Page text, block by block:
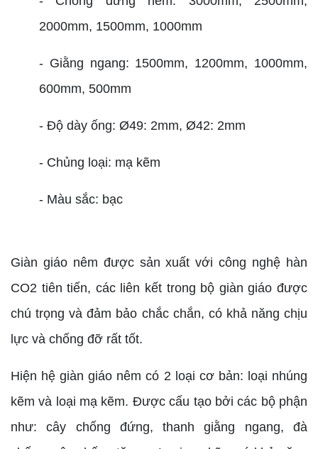
2000mm, 1500mm, 1000mm
- Giằng ngang: 1500mm, 1200mm, 1000mm,
600mm, 500mm
- Độ dày ống: Ø49: 2mm, Ø42: 2mm
- Chủng loại: mạ kẽm
- Màu sắc: bạc
Giàn giáo nêm được sản xuất với công nghệ hàn
CO2 tiên tiến, các liên kết trong bộ giàn giáo được
chú trọng và đảm bảo chắc chắn, có khả năng chịu
lực và chống đỡ rất tốt.
Hiện hệ giàn giáo nêm có 2 loại cơ bản: loại nhúng
kẽm và loại mạ kẽm. Được cấu tạo bởi các bộ phận
như: cây chống đứng, thanh giằng ngang, đà